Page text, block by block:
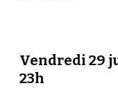
Vendredi 29
23h